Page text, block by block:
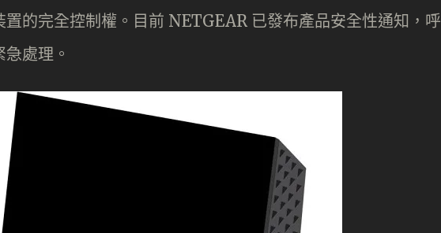
的完全控制權。目前 NETGEAR 已發布產品安全性通知，呼
處理。